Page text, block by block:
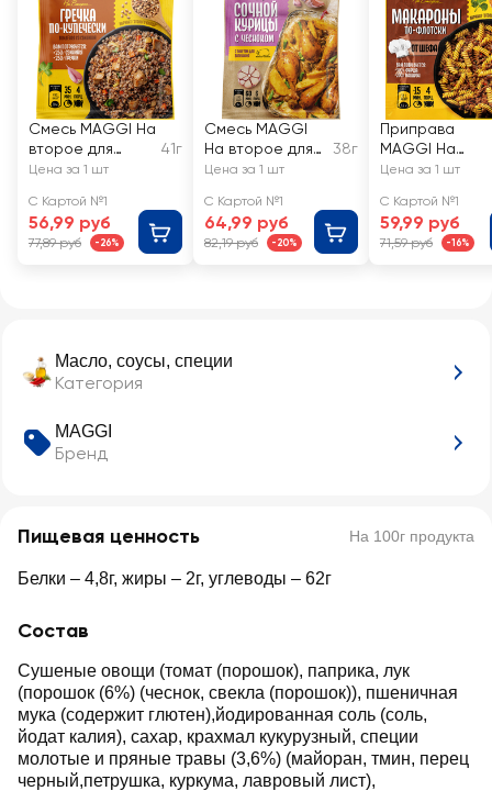
Масло, соусы, специи
Категория
MAGGI
Бренд
Пищевая ценность На 100г продукта
Белки – 4,8г, жиры – 2г, углеводы – 62г
Состав
Сушеные овощи (томат (порошок), паприка, лук
(порошок (6%) (чеснок, свекла (порошок)), пшеничная
мука (содержит глютен),йодированная соль (соль,
йодат калия), сахар, крахмал кукурузный, специи
молотые и пряные травы (3,6%) (майоран, тмин, перец
черный,петрушка, куркума, лавровый лист),
Смесь MAGGI На
второе для
гречки по-
41г
Цена за 1 шт
С Картой №1
56,99 руб
77,89 руб -26%
Смесь MAGGI
На второе для
курицы с
38г
Цена за 1 шт
С Картой №1
64,99 руб
82,19 руб -20%
Приправа
MAGGI На
второе
флотски от
шефа
Цена за 1 шт
С Картой №1
59,99 руб
71,59 руб -16%